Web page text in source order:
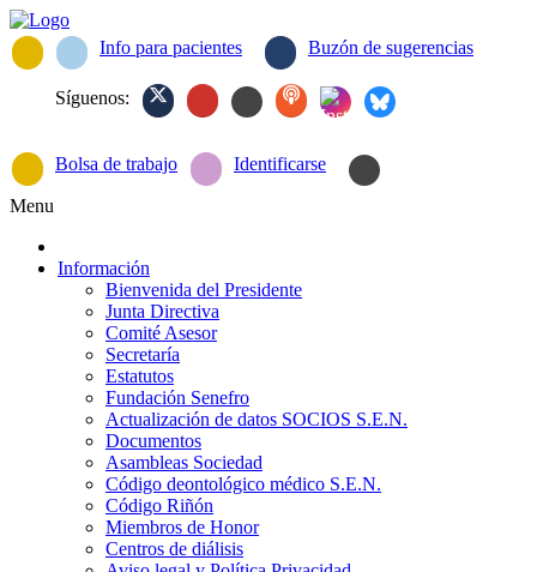
Info para pacientes Buzón de sugerencias
Síguenos:
Bolsa de trabajo Identificarse
Menu
Información
Bienvenida del Presidente
Junta Directiva
Comité Asesor
Secretaría
Estatutos
Fundación Senefro
Actualización de datos SOCIOS S.E.N.
Documentos
Asambleas Sociedad
Código deontológico médico S.E.N.
Código Riñón
Miembros de Honor
Centros de diálisis